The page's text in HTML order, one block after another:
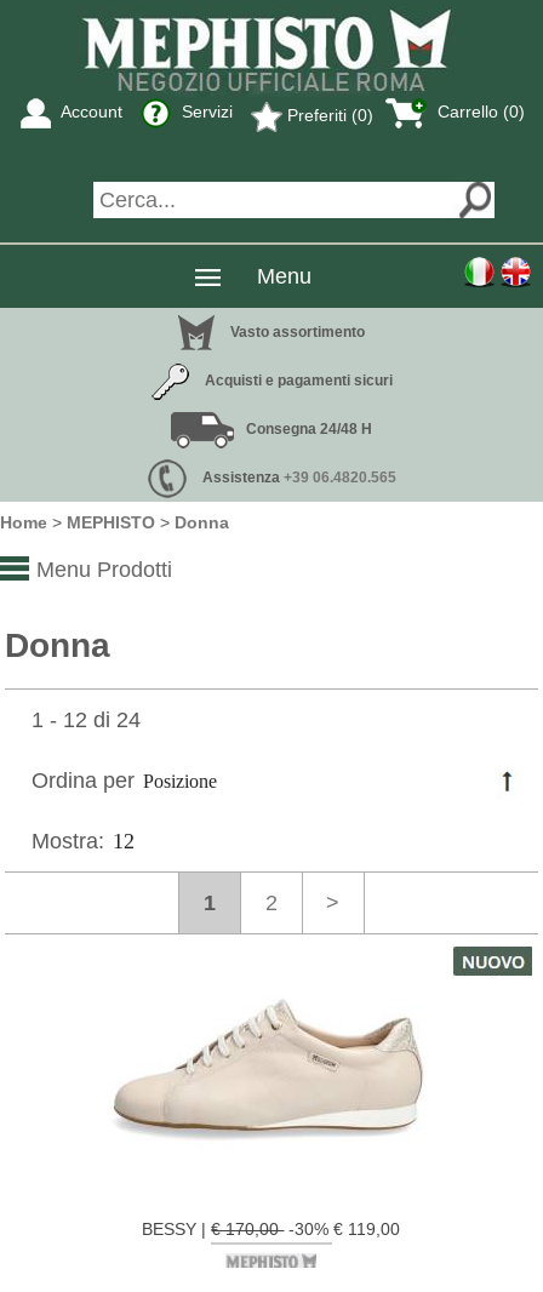
Carrello (0)
Preferiti (0)
Servizi
Account
Menu
Vasto assortimento
Acquisti e pagamenti sicuri
Consegna 24/48 H
Assistenza +39 06.4820.565
Home > MEPHISTO > Donna
Menu Prodotti
Donna
1 - 12 di 24
Ordina per
Mostra:
1 2 >
BESSY |€ 170,00-30% € 119,00